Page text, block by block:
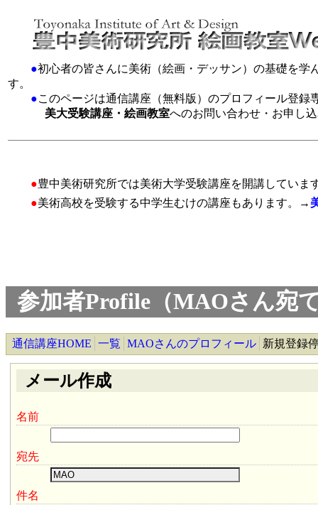
●初心者の皆さんに美術（絵画・デッサン）の基礎を
す。
●このページは通信講座（無料版）のプロフィール登録
美大受験講座・絵画教室へのお問い合わせ・お申し
●豊中美術研究所では美術大学受験講座を開講していま
●美術高校を受験する中学生むけの講座もあります。→
参加者Profile（MAOさん宛
通信講座HOME 一覧 MAOさんのプロフィール 新規登録
メール作成
名前
宛先
件名